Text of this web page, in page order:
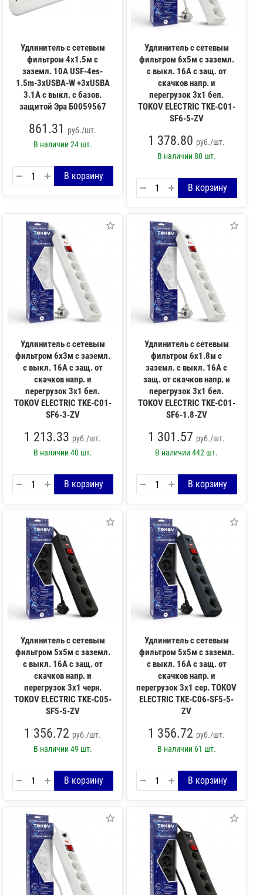
Удлинитель с сетевым
фильтром 4х1.5м с
заземл. 10А USF-4es-
1.5m-3xUSBA-W +3xUSBA
3.1A с выкл. с базов.
защитой Эра Б0059567
861.31 руб./шт.
В наличии24 шт.
Удлинитель с сетевым
фильтром 6х5м с заземл.
с выкл. 16А с защ. от
скачков напр. и
перегрузок 3х1 бел.
TOKOV ELECTRIC TKE-C01-
SF6-5-ZV
1 378.80 руб./шт.
В наличии80 шт.
Удлинитель с сетевым
фильтром 6х3м с заземл.
с выкл. 16А с защ. от
скачков напр. и
перегрузок 3х1 бел.
TOKOV ELECTRIC TKE-C01-
SF6-3-ZV
1 213.33 руб./шт.
В наличии40 шт.
Удлинитель с сетевым
фильтром 6х1.8м с
заземл. с выкл. 16А с
защ. от скачков напр. и
перегрузок 3х1 бел.
TOKOV ELECTRIC TKE-C01-
SF6-1.8-ZV
1 301.57 руб./шт.
В наличии442 шт.
Удлинитель с сетевым
фильтром 5х5м с заземл.
с выкл. 16А с защ. от
скачков напр. и
перегрузок 3х1 черн.
TOKOV ELECTRIC TKE-C05-
SF5-5-ZV
1 356.72 руб./шт.
В наличии49 шт.
Удлинитель с сетевым
фильтром 5х5м с заземл.
с выкл. 16А с защ. от
скачков напр. и
перегрузок 3х1 сер. TOKOV
ELECTRIC TKE-C06-SF5-5-
ZV
1 356.72 руб./шт.
В наличии 61 шт.